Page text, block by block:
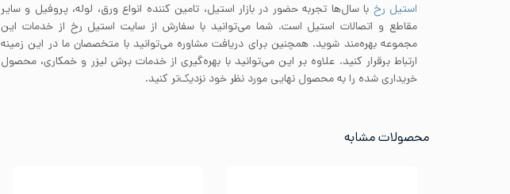
استیل رخ با سال‌ها تجربه حضور در بازار استیل، تامین کننده انواع ورق، لوله، پروفیل و سایر
مقاطع و اتصالات استیل است. شما می‌توانید با سفارش از سایت استیل رخ از خدمات این
مجموعه بهره‌مند شوید. همچنین برای دریافت مشاوره می‌توانید با متخصصان ما در این زمینه
ارتباط برقرار کنید. علاوه بر این می‌توانید با بهره‌گیری از خدمات برش لیزر و خمکاری، محصول
خریداری شده را به محصول نهایی مورد نظر خود نزدیک‌تر کنید.
محصولات مشابه